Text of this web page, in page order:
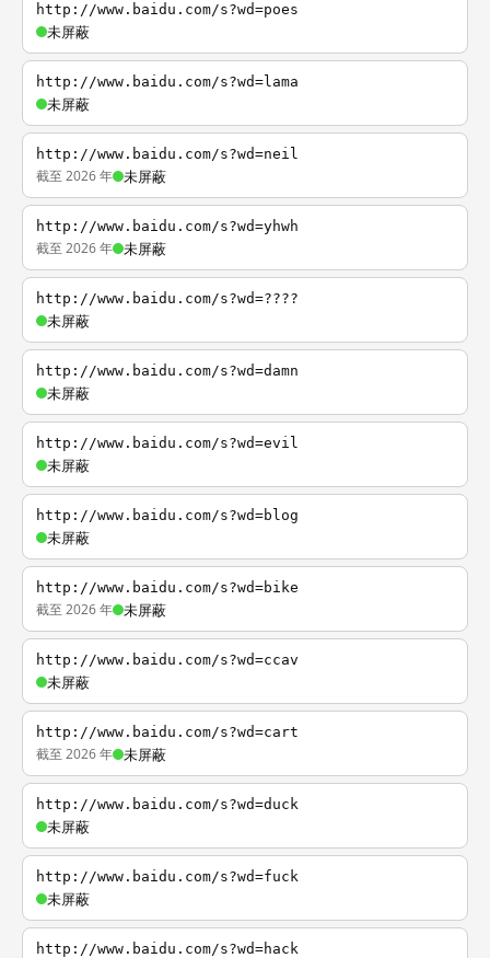
http://www.baidu.com/s?wd=poes
未屏蔽
http://www.baidu.com/s?wd=lama
未屏蔽
http://www.baidu.com/s?wd=neil
截至 2026 年 未屏蔽
http://www.baidu.com/s?wd=yhwh
截至 2026 年 未屏蔽
http://www.baidu.com/s?wd=????
未屏蔽
http://www.baidu.com/s?wd=damn
未屏蔽
http://www.baidu.com/s?wd=evil
未屏蔽
http://www.baidu.com/s?wd=blog
未屏蔽
http://www.baidu.com/s?wd=bike
截至 2026 年 未屏蔽
http://www.baidu.com/s?wd=ccav
未屏蔽
http://www.baidu.com/s?wd=cart
截至 2026 年 未屏蔽
http://www.baidu.com/s?wd=duck
未屏蔽
http://www.baidu.com/s?wd=fuck
未屏蔽
http://www.baidu.com/s?wd=hack